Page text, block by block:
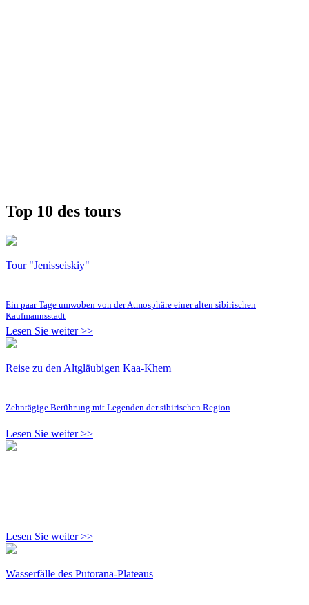
Top 10 des tours
Tour "Jenisseiskiy"
Ein paar Tage umwoben von der Atmosphäre einer alten sibirischen
Kaufmannsstadt
Lesen Sie weiter >>
Reise zu den Altgläubigen Kaa-Khem
Zehntägige Berührung mit Legenden der sibirischen Region
Lesen Sie weiter >>
Lesen Sie weiter >>
Wasserfälle des Putorana-Plateaus